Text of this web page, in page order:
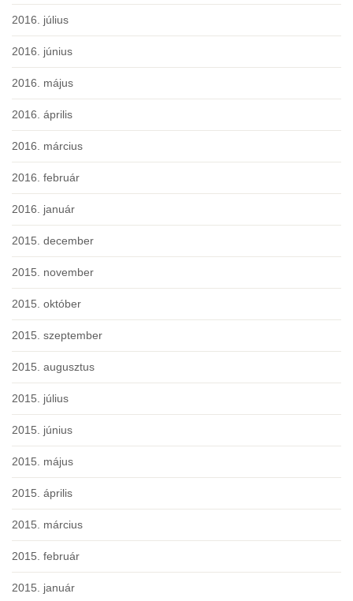
2016. július
2016. június
2016. május
2016. április
2016. március
2016. február
2016. január
2015. december
2015. november
2015. október
2015. szeptember
2015. augusztus
2015. július
2015. június
2015. május
2015. április
2015. március
2015. február
2015. január